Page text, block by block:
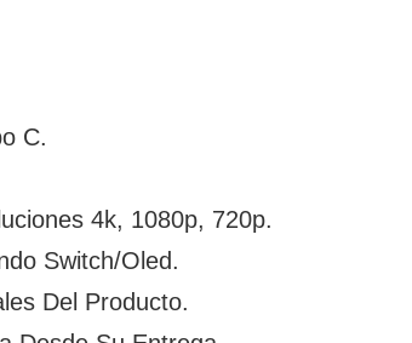
C.
4k, 1080p, 720p.
Switch/Oled.
Del Producto.